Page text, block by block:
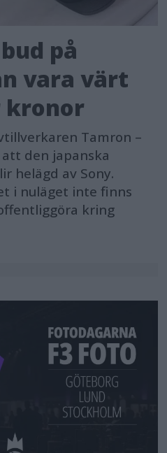
på
vara värt
kronor
Tamron –
den japanska
helägd av Sony.
i nuläget inte finns
kring